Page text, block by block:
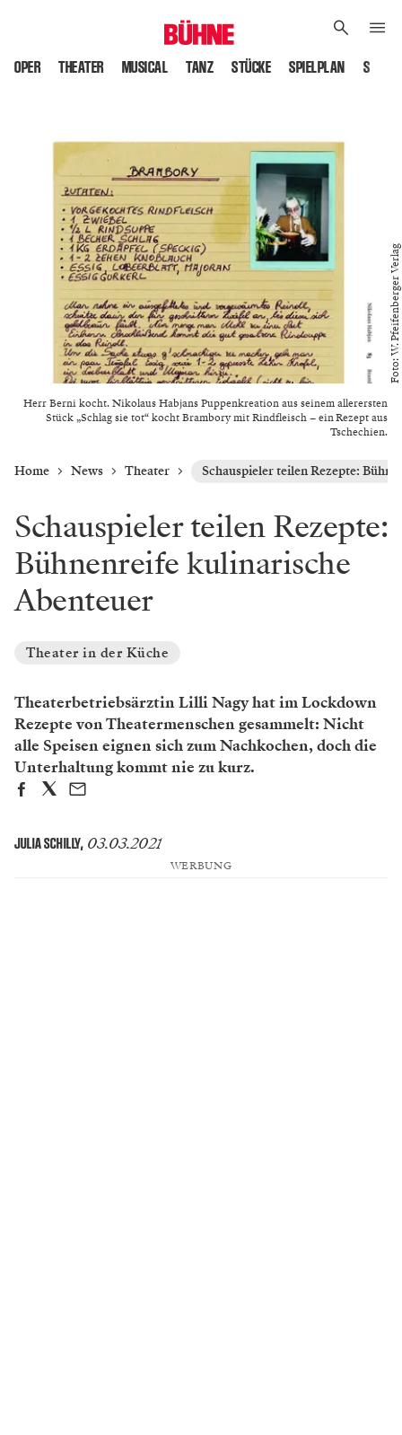
OPER THEATER MUSICAL TANZ STÜCKE SPIELPLAN
Herr Berni kocht. Nikolaus Habjans Puppenkreation aus seinem allerersten
Stück „Schlag sie tot“ kocht Brambory mit Rindfleisch – ein Rezept aus
Tschechien.
Foto: W. Pfeifenberger Verlag
Home News Theater Schauspieler teilen Rezepte:
Schauspieler teilen Rezepte:
Bühnenreife kulinarische
Abenteuer
Theater in der Küche
Theaterbetriebsärztin Lilli Nagy hat im Lockdown
Rezepte von Theatermenschen gesammelt: Nicht
alle Speisen eignen sich zum Nachkochen, doch die
Unterhaltung kommt nie zu kurz.
JULIA SCHILLY, 03.03.2021
WERBUNG